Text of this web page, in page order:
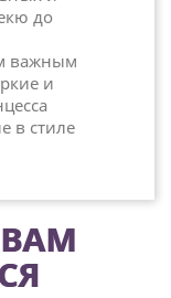
до
важным
и
в стиле